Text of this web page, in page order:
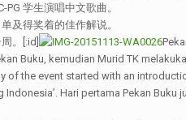
学生演唱中文歌曲。
及得奖着的佳作解说。
。[:id]
Buku, kemudian Murid TK
of the event started with an
Hari pertama Pekan